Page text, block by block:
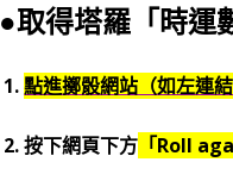
●取得塔羅「時運
1.點進擲骰網站（如左連結
2. 按下網頁下方 「Roll